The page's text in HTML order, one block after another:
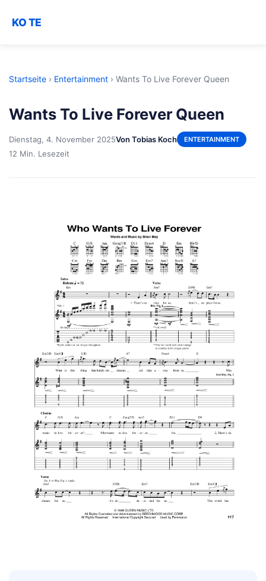
KO TE
Startseite › Entertainment › Wants To Live Forever Queen
Wants To Live Forever Queen
Dienstag, 4. November 2025Von Tobias Koch ENTERTAINMENT
12 Min. Lesezeit